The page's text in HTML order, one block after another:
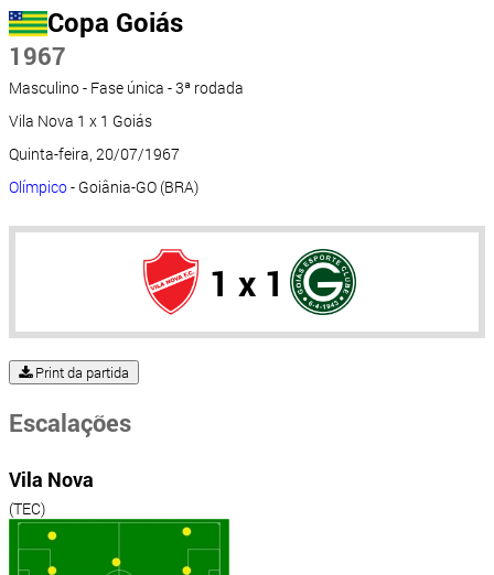
Copa Goiás
1967
Masculino - Fase única - 3ª rodada
Vila Nova 1 x 1 Goiás
Quinta-feira, 20/07/1967
Olímpico- Goiânia-GO (BRA)
1 x 1
Print da partida
Escalações
Vila Nova
(TEC)